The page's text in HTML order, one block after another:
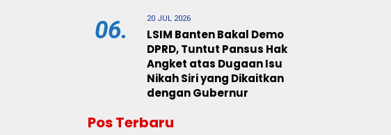
06. 20 JUL 2026
LSIM Banten Bakal Demo
DPRD, Tuntut Pansus Hak
Angket atas Dugaan Isu
Nikah Siri yang Dikaitkan
dengan Gubernur
Pos Terbaru